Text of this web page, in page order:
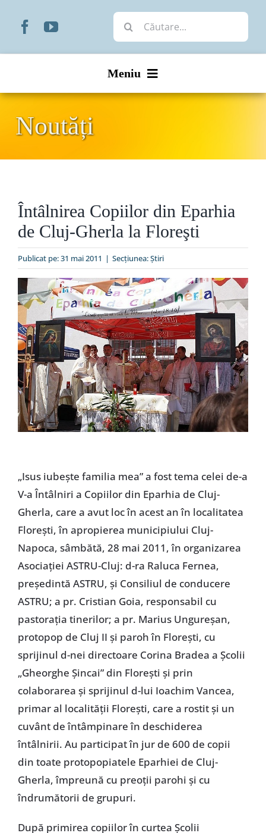
Cautare...
Meniu
Organizare
Liturgic
Special
Noutăți
Întâlnirea Copiilor din Eparhia
de Cluj-Gherla la Floreşti
Publicat pe: 31 mai 2011 | Secțiunea:Ştiri
„Isus iubeşte familia mea” a fost tema celei de-a
V-a Întâlniri a Copiilor din Eparhia de Cluj-
Gherla, care a avut loc în acest an în localitatea
Floreşti, în apropierea municipiului Cluj-
Napoca, sâmbătă, 28 mai 2011, în organizarea
Asociaţiei ASTRU-Cluj: d-ra Raluca Fernea,
preşedintă ASTRU, şi Consiliul de conducere
ASTRU; a pr. Cristian Goia, responsabil cu
pastoraţia tinerilor; a pr. Marius Ungureşan,
protopop de Cluj II şi paroh în Floreşti, cu
sprijinul d-nei directoare Corina Bradea a Şcolii
„Gheorghe Şincai” din Floreşti şi prin
colaborarea şi sprijinul d-lui Ioachim Vancea,
primar al localităţii Floreşti, care a rostit şi un
cuvânt de întâmpinare în deschiderea
întâlnirii. Au participat în jur de 600 de copii
din toate protopopiatele Eparhiei de Cluj-
Gherla, împreună cu preoţii parohi şi cu
îndrumătorii de grupuri.
După primirea copiilor în curtea Şcolii